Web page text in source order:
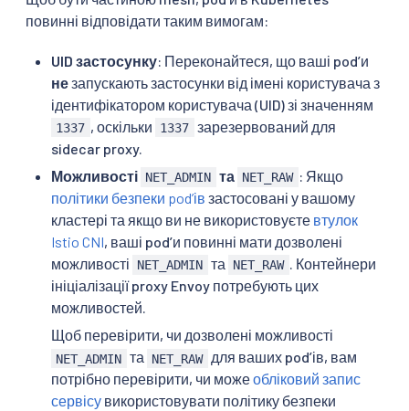
повинні відповідати таким вимогам:
UID застосунку: Переконайтеся, що ваші podʼи
незапускають застосунки від імені користувача з
ідентифікатором користувача (UID) зі значенням
1337 , оскільки 1337 зарезервований для
sidecar proxy.
Можливості NET_ADMIN та NET_RAW : Якщо
політики безпеки podʼів застосовані у вашому
кластері та якщо ви не використовуєте втулок
Istio CNI, ваші podʼи повинні мати дозволені
можливості
NET_ADMIN та NET_RAW . Контейнери
ініціалізації proxy Envoy потребують цих
можливостей.
Щоб перевірити, чи дозволені можливості
NET_ADMIN та NET_RAW
для ваших podʼів, вам
потрібно перевірити, чи можеобліковий запис
сервісу використовувати політику безпеки